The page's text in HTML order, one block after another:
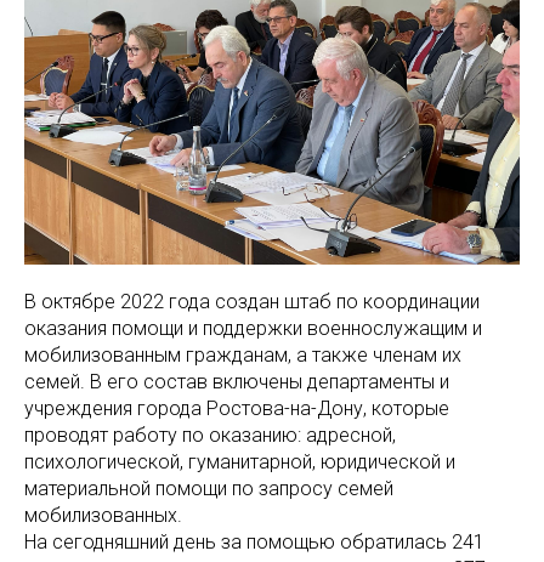
В октябре 2022 года создан штаб по координации
оказания помощи и поддержки военнослужащим и
мобилизованным гражданам, а также членам их
семей. В его состав включены департаменты и
учреждения города Ростова-на-Дону, которые
проводят работу по оказанию: адресной,
психологической, гуманитарной, юридической и
материальной помощи по запросу семей
мобилизованных.
На сегодняшний день за помощью обратилась 241